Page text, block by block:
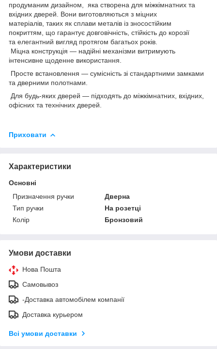
продуманим дизайном, яка створена для міжкімнатних та
вхідних дверей. Вони виготовляються з міцних
матеріалів, таких як сплави металів із зносостійким
покриттям, що гарантує довговічність, стійкість до корозії
та елегантний вигляд протягом багатьох років.
Міцна конструкція — надійні механізми витримують
інтенсивне щоденне використання.
Просте встановлення — сумісність зі стандартними замками
та дверними полотнами.
Для будь-яких дверей — підходять до міжкімнатних, вхідних,
офісних та технічних дверей.
Приховати
Характеристики
Основні
Призначення ручки
Дверна
Тип ручки
На розетці
Колір
Бронзовий
Умови доставки
Нова Пошта
Самовывоз
-Доставка автомобілем компанії
Доставка курьером
Всі умови доставки